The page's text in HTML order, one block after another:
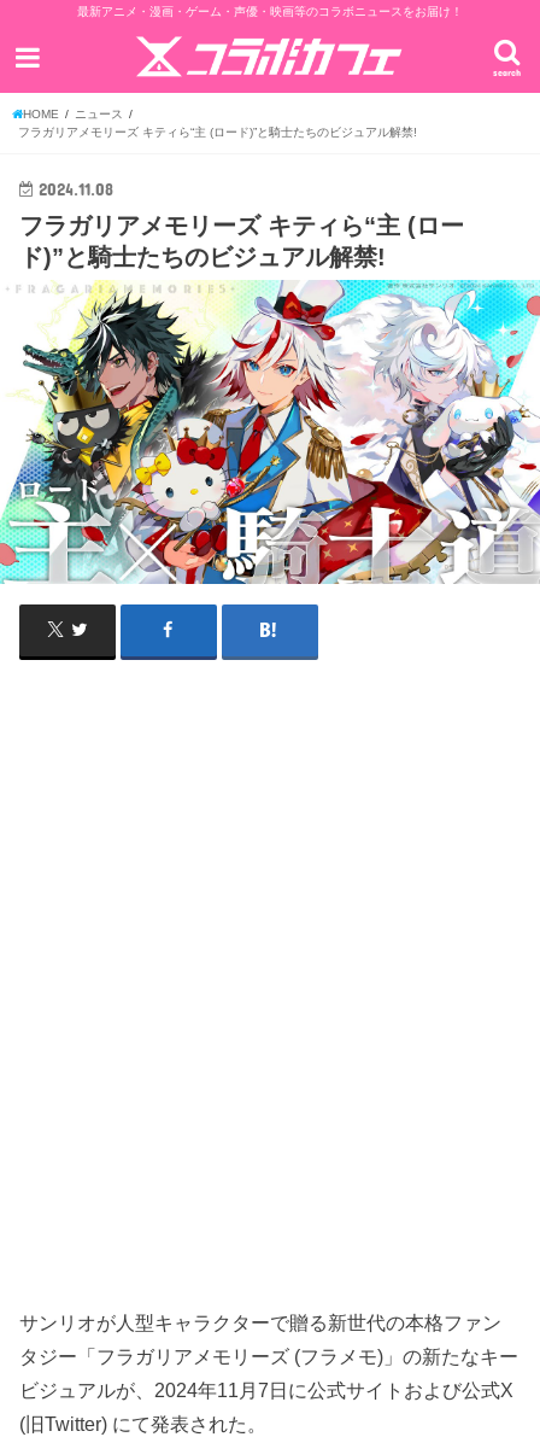
最新アニメ・漫画・ゲーム・声優・映画等のコラボニュースをお届け！
search
HOME
ニュース
フラガリアメモリーズ キティら“主 (ロード)”と騎士たちのビジュアル解禁!
2024.11.08
フラガリアメモリーズ キティら“主 (ロー
ド)”と騎士たちのビジュアル解禁!
サンリオが人型キャラクターで贈る新世代の本格ファン
タジー「フラガリアメモリーズ (フラメモ)」の新たなキー
ビジュアルが、2024年11月7日に公式サイトおよび公式X
(旧Twitter) にて発表された。